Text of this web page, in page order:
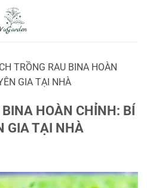
TRỒNG RAU BINA HOÀN
GIA TẠI NHÀ
HOÀN CHỈNH: BÍ
GIA TẠI NHÀ